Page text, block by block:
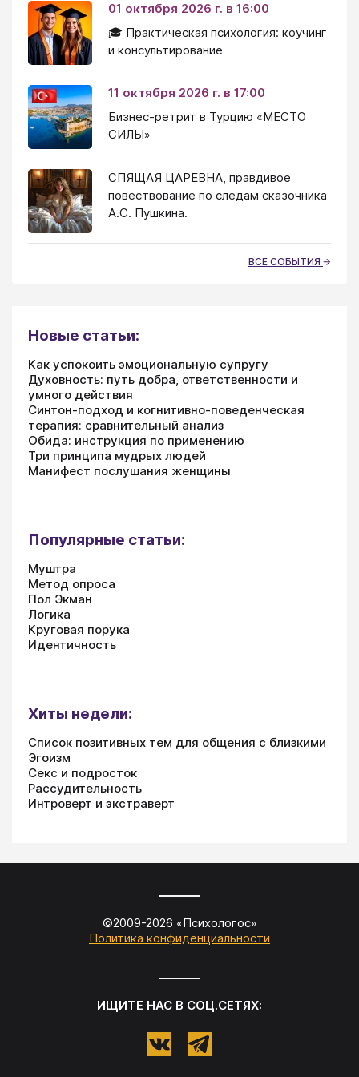
01 октября 2026 г. в 16:00
🎓 Практическая психология: коучинг
и консультирование
11 октября 2026 г. в 17:00
Бизнес-ретрит в Турцию «МЕСТО
СИЛЫ»
СПЯЩАЯ ЦАРЕВНА, правдивое
повествование по следам сказочника
А.С. Пушкина.
ВСЕ СОБЫТИЯ
Новые статьи:
Как успокоить эмоциональную супругу
Духовность: путь добра, ответственности и
умного действия
Синтон-подход и когнитивно-поведенческая
терапия: сравнительный анализ
Обида: инструкция по применению
Три принципа мудрых людей
Манифест послушания женщины
Популярные статьи:
Муштра
Метод опроса
Пол Экман
Логика
Круговая порука
Идентичность
Хиты недели:
Список позитивных тем для общения с близкими
Эгоизм
Секс и подросток
Рассудительность
Интроверт и экстраверт
©2009-2026 «Психологос»
Политика конфиденциальности
ИЩИТЕ НАС В СОЦ.СЕТЯХ: